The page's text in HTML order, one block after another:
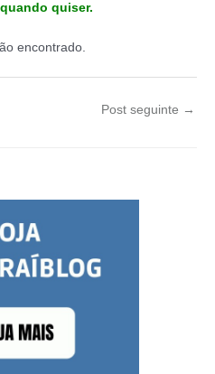
quiser.
encontrado.
Post seguinte →